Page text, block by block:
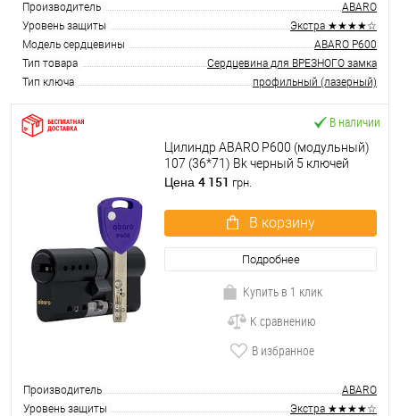
Производитель
ABARO
Уровень защиты
Экстра ★★★★☆
Модель сердцевины
ABARO P600
Тип товара
Сердцевина для ВРЕЗНОГО замка
Тип ключа
профильный (лазерный)
В наличии
Цилиндр ABARO P600 (модульный)
107 (36*71) Bk черный 5 ключей
Цена 4 151 грн.
В корзину
Подробнее
Купить в 1 клик
К сравнению
В избранное
Производитель
ABARO
Уровень защиты
Экстра ★★★★☆